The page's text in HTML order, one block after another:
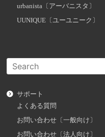
urbanista〔アーバニスタ〕
UUNIQUE〔ユーユニーク〕
サポート
よくある質問
お問い合わせ〔一般向け〕
お問い合わせ〔法人向け〕